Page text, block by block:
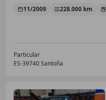
11/2009 228.000 km
Particular
ES-39740 Santoña